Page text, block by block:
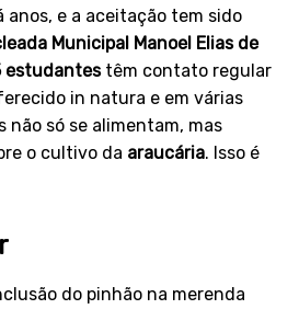
anos, e a aceitação tem sido
Municipal Manoel Elias de
estudantestêm contato regular
in natura e em várias
não só se alimentam, mas
o cultivo da araucária. Isso é
do pinhão na merenda